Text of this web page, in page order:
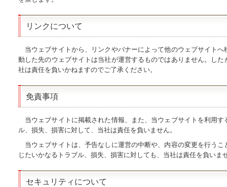
リンクについて
当ウェブサイトから、リンクやバナーによって他のウェブサイト
動した先のウェブサイトは当社が運営するものではありません。し
社は責任を負いかねますのでご了承ください。
免責事項
当ウェブサイトに掲載された情報、また、当ウェブサイトを利用
ル、損失、損害に対して、当社は責任を負いません。
当ウェブサイトは、予告なしに運営の中断や、内容の変更を行う
じたいかなるトラブル、損失、損害に対しても、当社は責任を負いま
セキュリティについて